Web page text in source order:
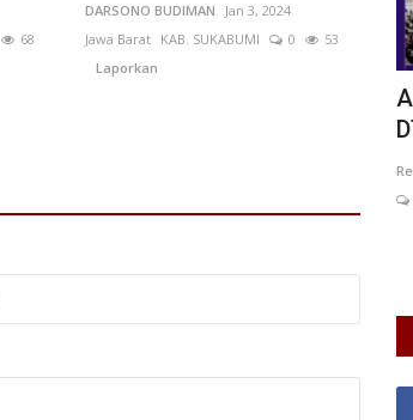
68
DARSONO BUDIMAN
Jan 3, 2024
Jawa Barat
KAB. SUKABUMI 0
53
Laporkan